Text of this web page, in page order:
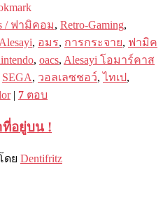
/ ฟามิคอม, Retro-Gaming,
, อมร, การกระจาย, ฟามิค
, oacs, Alesayi โอมาร์คาส
SEGA, วอลเลซชอว์,ไทเป,
| 7 ตอบ
ที่อยู่บน !
ดย Dentifritz